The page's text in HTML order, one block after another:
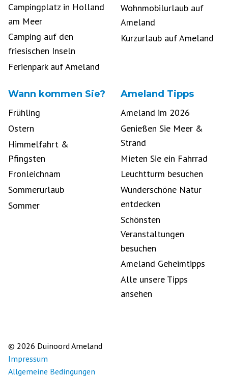
Campingplatz in Holland
am Meer
Camping auf den
friesischen Inseln
Ferienpark auf Ameland
Wohnmobilurlaub auf
Ameland
Kurzurlaub auf Ameland
Wann kommen Sie?
Frühling
Ostern
Himmelfahrt &
Pfingsten
Fronleichnam
Sommerurlaub
Sommer
Ameland Tipps
Ameland im 2026
Genießen Sie Meer &
Strand
Mieten Sie ein Fahrrad
Leuchtturm besuchen
Wunderschöne Natur
entdecken
Schönsten
Veranstaltungen
besuchen
Ameland Geheimtipps
Alle unsere Tipps
ansehen
© 2026 Duinoord Ameland
Impressum
Allgemeine Bedingungen